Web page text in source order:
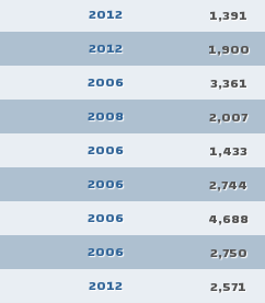
1,391
2012
1,900
2012
3,361
2006
2,007
2008
1,433
2006
2,744
2006
4,688
2006
2,750
2006
2,571
2012